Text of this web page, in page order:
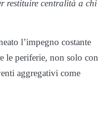
restituire centralità a chi
l’impegno costante
le periferie, non solo con
aggregativi come